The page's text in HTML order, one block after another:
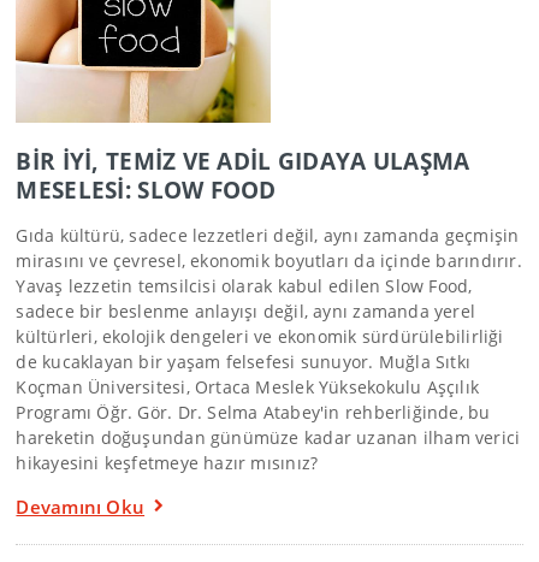
BİR İYİ, TEMİZ VE ADİL GIDAYA ULAŞMA
MESELESİ: SLOW FOOD
Gıda kültürü, sadece lezzetleri değil, aynı zamanda geçmişin
mirasını ve çevresel, ekonomik boyutları da içinde barındırır.
Yavaş lezzetin temsilcisi olarak kabul edilen Slow Food,
sadece bir beslenme anlayışı değil, aynı zamanda yerel
kültürleri, ekolojik dengeleri ve ekonomik sürdürülebilirliği
de kucaklayan bir yaşam felsefesi sunuyor. Muğla Sıtkı
Koçman Üniversitesi, Ortaca Meslek Yüksekokulu Aşçılık
Programı Öğr. Gör. Dr. Selma Atabey'in rehberliğinde, bu
hareketin doğuşundan günümüze kadar uzanan ilham verici
hikayesini keşfetmeye hazır mısınız?
Devamını Oku